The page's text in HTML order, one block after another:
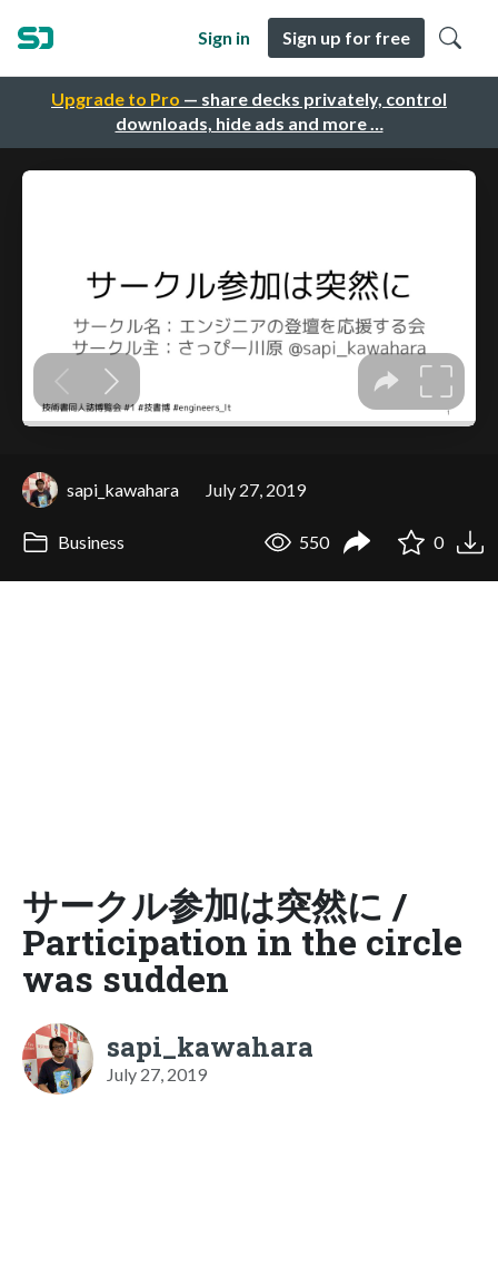
Upgrade to Pro — share decks privately, control
downloads, hide ads and more …
Sign in Sign up for free
sapi_kawahara July 27, 2019
Business 550 0
サークル参加は突然に /
Participation in the circle
was sudden
sapi_kawahara
July 27, 2019